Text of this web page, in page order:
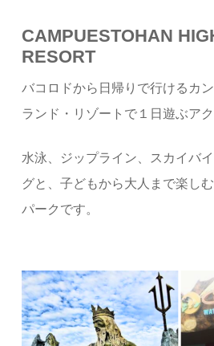
CAMPUESTOHAN
RESORT
バコロドから日帰りで行けるカ
ランド・リゾートで１日遊ぶア
水泳、ジップライン、スカイバ
グと、子どもから大人まで楽し
パークです。